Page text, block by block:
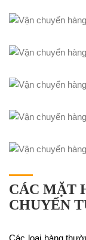
CÁC MẶT
CHUYỂN
Các loại hàng